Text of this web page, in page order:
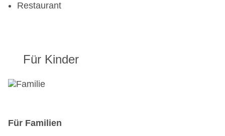
Restaurant
Für Kinder
Für Familien